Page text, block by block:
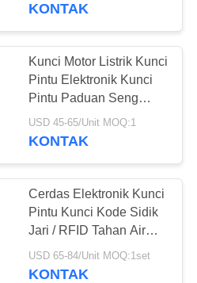
KONTAK
Kunci Motor Listrik Kunci
Pintu Elektronik Kunci
Pintu Paduan Seng
Menangani Kunci
Berpisah
USD 45-65/Unit MOQ:1
KONTAK
Cerdas Elektronik Kunci
Pintu Kunci Kode Sidik
Jari / RFID Tahan Air
Beralih Kunci Pintu
Untuk Rumah Tangga
USD 65-84/Unit MOQ:1set
KONTAK